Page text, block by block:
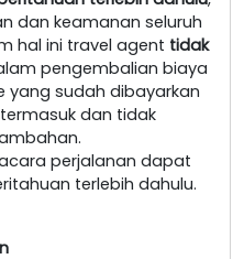
dan keamanan seluruh
hal ini travel agent tidak
pengembalian biaya
yang sudah dibayarkan
dan tidak
perjalanan dapat
terlebih dahulu.